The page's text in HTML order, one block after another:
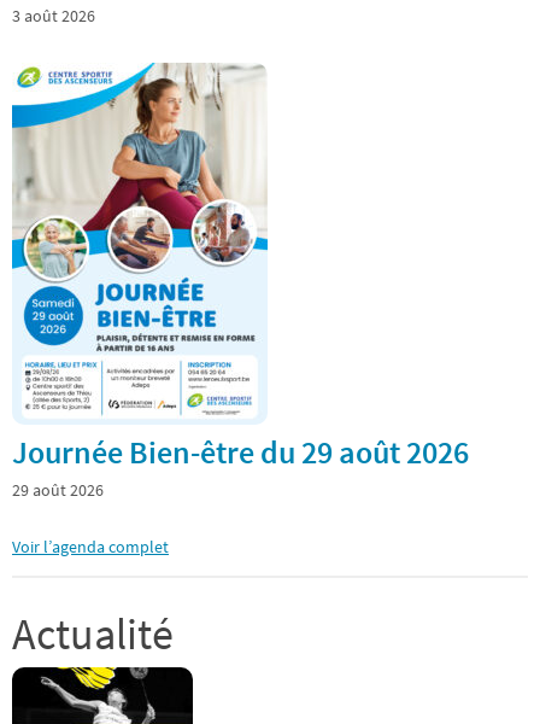
3 août 2026
Journée Bien-être du 29 août 2026
29 août 2026
Voir l’agenda complet
Actualité